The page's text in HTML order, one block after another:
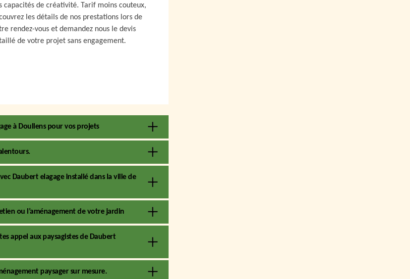
capacités de créativité. Tarif moins couteux,
les détails de nos prestations lors de
rendez-vous et demandez nous le devis
de votre projet sans engagement.
à Doullens pour vos projets
Daubert elagage installé dans la ville de
ou l’aménagement de votre jardin
appel aux paysagistes de Daubert
paysager sur mesure.